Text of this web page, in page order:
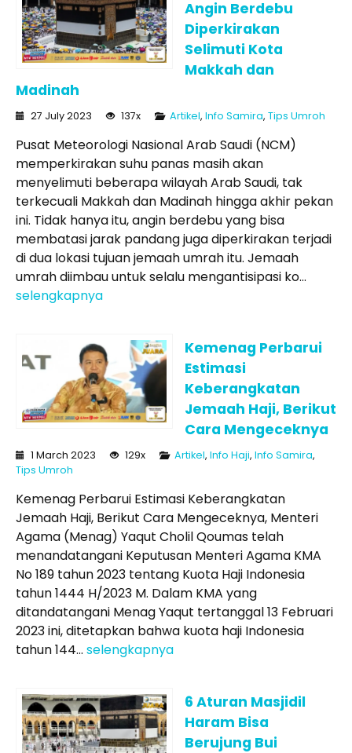
Angin Berdebu
Diperkirakan
Selimuti Kota
Makkah dan
Madinah
27 July 2023 137x Artikel, Info Samira, Tips Umroh
Pusat Meteorologi Nasional Arab Saudi (NCM)
memperkirakan suhu panas masih akan
menyelimuti beberapa wilayah Arab Saudi, tak
terkecuali Makkah dan Madinah hingga akhir pekan
ini. Tidak hanya itu, angin berdebu yang bisa
membatasi jarak pandang juga diperkirakan terjadi
di dua lokasi tujuan jemaah umrah itu. Jemaah
umrah diimbau untuk selalu mengantisipasi ko...
selengkapnya
Kemenag Perbarui
Estimasi
Keberangkatan
Jemaah Haji, Berikut
Cara Mengeceknya
1 March 2023 129x Artikel, Info Haji, Info Samira,
Tips Umroh
Kemenag Perbarui Estimasi Keberangkatan
Jemaah Haji, Berikut Cara Mengeceknya, Menteri
Agama (Menag) Yaqut Cholil Qoumas telah
menandatangani Keputusan Menteri Agama KMA
No 189 tahun 2023 tentang Kuota Haji Indonesia
tahun 1444 H/2023 M. Dalam KMA yang
ditandatangani Menag Yaqut tertanggal 13 Februari
2023 ini, ditetapkan bahwa kuota haji Indonesia
tahun 144... selengkapnya
6 Aturan Masjidil
Haram Bisa
Berujung Bui